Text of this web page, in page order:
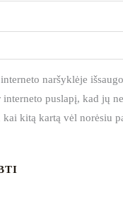
naršyklėje
interneto puslapį, kad jų
kai kitą kartą vėl norėsiu